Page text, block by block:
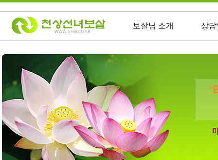
보살님 소개 상